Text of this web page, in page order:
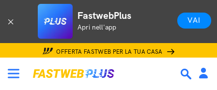
FastwebPlus
Apri nell'app
VAI
OFFERTA FASTWEB PER LA TUA CASA